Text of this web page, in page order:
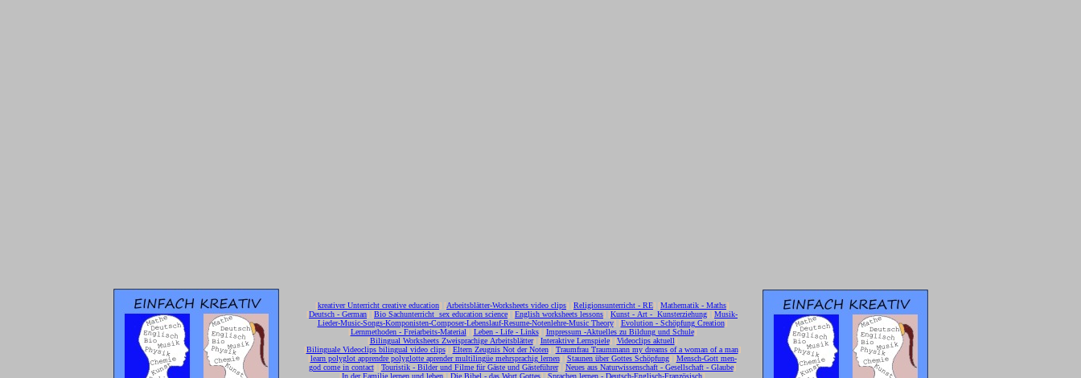
[kreativer Unterricht creative education] [Arbeitsblätter-Worksheets video clips] [Religionsunterricht - RE] [Mathematik - Maths]
[Deutsch - German] [Bio Sachunterricht sex education science] [English worksheets lessons] [Kunst - Art - Kunsterziehung] [Musik-
Lieder-Music-Songs-Komponisten-Composer-Lebenslauf-Resume-Notenlehre-Music Theory] [Evolution - Schöpfung Creation]
[Lernmethoden - Freiarbeits-Material] [Leben - Life - Links] [Impressum -Aktuelles zu Bildung und Schule]
[Bilingual Worksheets Zweisprachige Arbeitsblätter] [Interaktive Lernspiele] [Videoclips aktuell]
[Bilinguale Videoclips bilingual video clips] [Eltern Zeugnis Not der Noten] [Traumfrau Traummann my dreams of a woman of a man]
[learn polyglot apprendre polyglotte aprender multilingüe mehrsprachig lernen] [Staunen über Gottes Schöpfung] [Mensch-Gott men-
god come in contact] [Touristik - Bilder und Filme für Gäste und Gästeführer] [Neues aus Naturwissenschaft - Gesellschaft - Glaube]
[In der Familie lernen und leben] [Die Bibel - das Wort Gottes] [Sprachen lernen - Deutsch-Englisch-Französisch]